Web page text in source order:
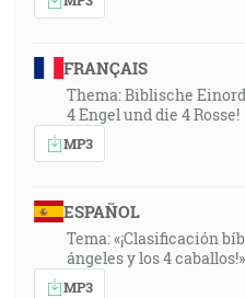
FRANÇAIS
Thema: Biblische
4 Engel und die 4 Rosse!
MP3
ESPAÑOL
Tema: «¡Clasificación
ángeles y los 4 caballos!»
MP3